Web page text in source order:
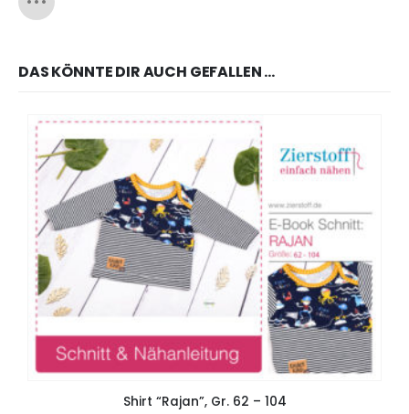
DAS KÖNNTE DIR AUCH GEFALLEN …
Shirt “Rajan”, Gr. 62 – 104